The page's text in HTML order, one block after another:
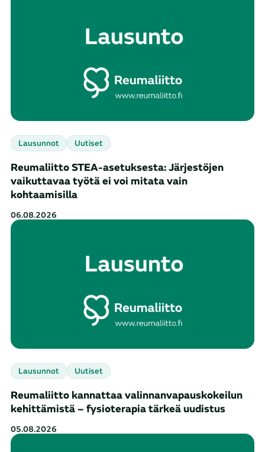
Lausunnot Uutiset
Reumaliitto STEA-asetuksesta: Järjestöjen
vaikuttavaa työtä ei voi mitata vain
kohtaamisilla
06.08.2026
Lausunnot Uutiset
Reumaliitto kannattaa valinnanvapauskokeilun
kehittämistä – fysioterapia tärkeä uudistus
05.08.2026